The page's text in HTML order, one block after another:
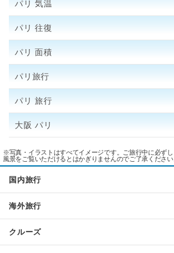
パリ 気温
パリ 往復
パリ 面積
パリ旅行
パリ 旅行
大阪 パリ
※写真・イラストはすべてイメージです。ご旅行中に必ず
風景をご覧いただけるとはかぎりませんのでご了承ください
国内旅行
海外旅行
クルーズ